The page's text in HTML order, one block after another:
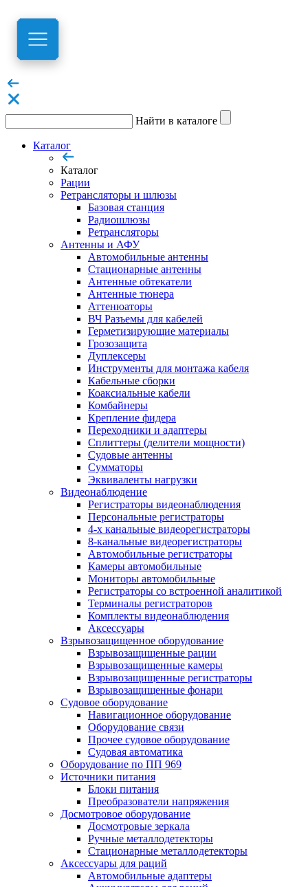
Найти в каталоге
Каталог
Каталог
Рации
Ретрансляторы и шлюзы
Базовая станция
Радиошлюзы
Ретрансляторы
Антенны и АФУ
Автомобильные антенны
Стационарные антенны
Антенные обтекатели
Антенные тюнера
Аттенюаторы
ВЧ Разъемы для кабелей
Герметизирующие материалы
Грозозащита
Дуплексеры
Инструменты для монтажа кабеля
Кабельные сборки
Коаксиальные кабели
Комбайнеры
Крепление фидера
Переходники и адаптеры
Сплиттеры (делители мощности)
Судовые антенны
Сумматоры
Эквиваленты нагрузки
Видеонаблюдение
Регистраторы видеонаблюдения
Персональные регистраторы
4-х канальные видеорегистраторы
8-канальные видеорегистраторы
Автомобильные регистраторы
Камеры автомобильные
Мониторы автомобильные
Регистраторы со встроенной аналитикой
Терминалы регистраторов
Комплекты видеонаблюдения
Аксессуары
Взрывозащищенное оборудование
Взрывозащищенные рации
Взрывозащищенные камеры
Взрывозащищенные регистраторы
Взрывозащищенные фонари
Судовое оборудование
Навигационное оборудование
Оборудование связи
Прочее судовое оборудование
Судовая автоматика
Оборудование по ПП 969
Источники питания
Блоки питания
Преобразователи напряжения
Досмотровое оборудование
Досмотровые зеркала
Ручные металлодетекторы
Стационарные металлодетекторы
Аксессуары для раций
Автомобильные адаптеры